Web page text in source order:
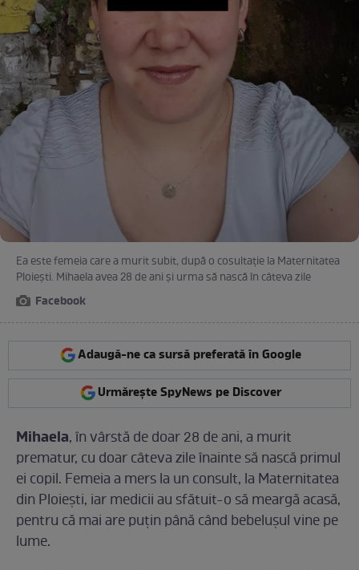
Ea este femeia care a murit subit, după o cosultație la Maternitatea
Ploiești. Mihaela avea 28 de ani și urma să nască în câteva zile
Facebook
Adaugă-ne ca sursă preferată în Google
Urmărește SpyNews pe Discover
Mihaela, în vârstă de doar 28 de ani, a murit
prematur, cu doar câteva zile înainte să nască primul
ei copil. Femeia a mers la un consult, la Maternitatea
din Ploiești, iar medicii au sfătuit-o să meargă acasă,
pentru că mai are puțin până când bebelușul vine pe
lume.